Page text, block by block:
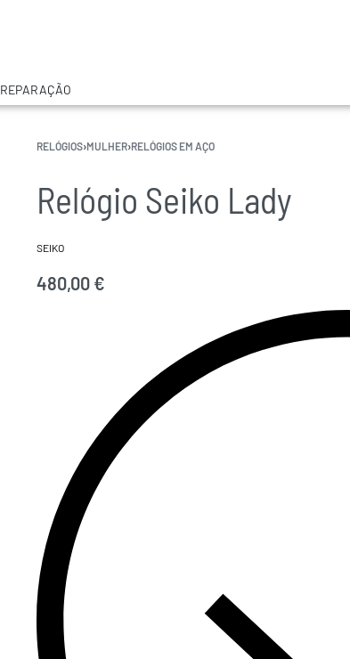
REPARAÇÃO
RELÓGIOS›MULHER›RELÓGIOS EM AÇO
Relógio Seiko Lady
SEIKO
480,00 €